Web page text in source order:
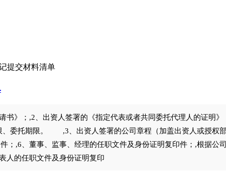
提交材料清单
书》；,2、出资人签署的《指定代表或者共同委托代理人的证明
、委托期限。 ,3、出资人签署的公司章程（加盖出资人或授权
；,6、董事、监事、经理的任职文件及身份证明复印件；,根据
人的任职文件及身份证明复印